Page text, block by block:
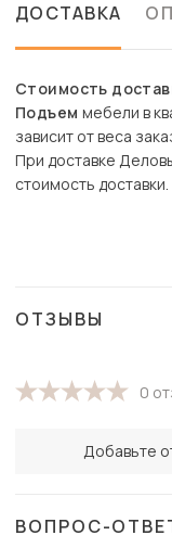
ДОСТАВКА
Стоимость
Подъем мебели в
зависит от веса
При доставке
стоимость доставки.
ОТЗЫВЫ
0
Добавьте
ВОПРОС-